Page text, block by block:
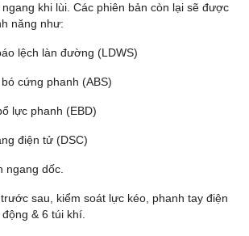
khi lùi. Các phiên bản còn lại sẽ được
năng như:
lệch làn đường (LDWS)
cứng phanh (ABS)
lực phanh (EBD)
điện tử (DSC)
ngang dốc.
sau, kiểm soát lực kéo, phanh tay điện
& 6 túi khí.